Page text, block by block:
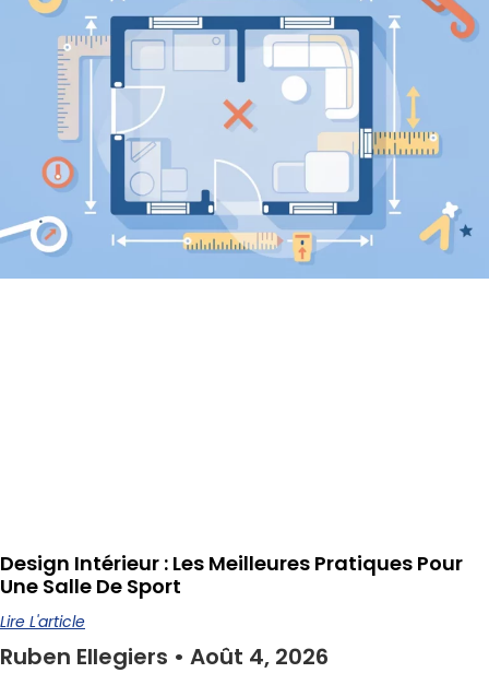
Design Intérieur : Les Meilleures Pratiques Pour
Une Salle De Sport
Lire L'article
Ruben Ellegiers Août 4, 2026